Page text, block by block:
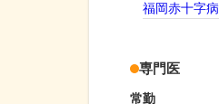
福岡赤十字
専門医
常勤